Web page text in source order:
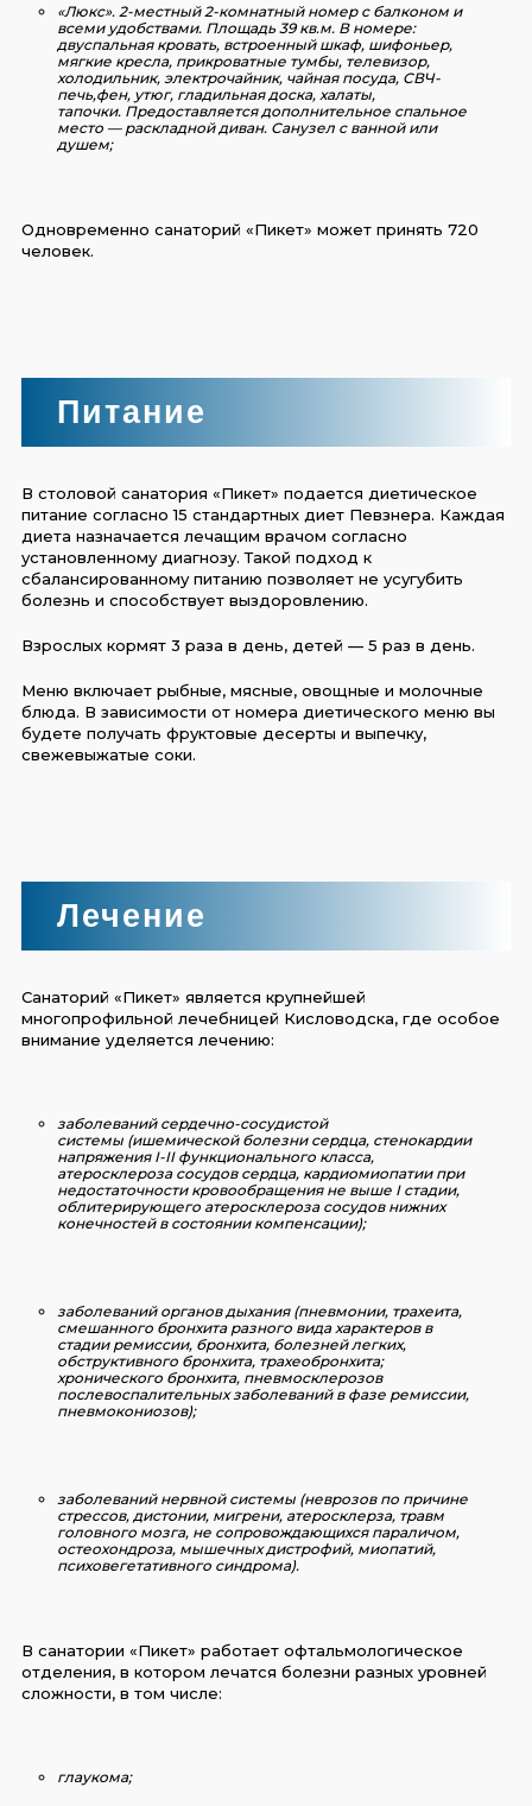
«Люкс». 2-местный 2-комнатный номер с балконом и
всеми удобствами. Площадь 39 кв.м. В номере:
двуспальная кровать, встроенный шкаф, шифоньер,
мягкие кресла, прикроватные тумбы, телевизор,
холодильник, электрочайник, чайная посуда, СВЧ-
печь,фен, утюг, гладильная доска, халаты,
тапочки.Предоставляется дополнительное спальное
место— раскладной диван. Санузел с ванной или
душем;
Одновременно санаторий «Пикет» может принять 720
человек.
Питание
В столовой санатория «Пикет» подается диетическое
питание согласно 15 стандартных диет Певзнера. Каждая
диета назначается лечащим врачом согласно
установленному диагнозу. Такой подход к
сбалансированному питанию позволяет не усугубить
болезнь и способствует выздоровлению.
Взрослых кормят 3 раза в день, детей — 5 раз в день.
Меню включает рыбные, мясные, овощные и молочные
блюда. В зависимости от номера диетического меню вы
будете получать фруктовые десерты и выпечку,
свежевыжатые соки.
Лечение
Санаторий «Пикет» является крупнейшей
многопрофильной лечебницей Кисловодска, где особое
внимание уделяется лечению:
заболеваний сердечно-сосудистой
системы (ишемической болезни сердца, стенокардии
напряжения I-II функционального класса,
атеросклероза сосудов сердца, кардиомиопатии при
недостаточности кровообращения не выше I стадии,
облитерирующего атеросклероза сосудов нижних
конечностей в состоянии компенсации);
заболеваний органов дыхания (пневмонии, трахеита,
смешанного бронхита разного вида характеров в
стадии ремиссии, бронхита, болезней легких,
обструктивного бронхита, трахеобронхита;
хронического бронхита, пневмосклерозов
послевоспалительных заболеваний в фазе ремиссии,
пневмокониозов);
заболеваний нервной системы(неврозов по причине
стрессов, дистонии, мигрени, атеросклерза, травм
головного мозга, не сопровождающихся параличом,
остеохондроза, мышечных дистрофий, миопатий,
психовегетативного синдрома).
В санатории «Пикет» работает офтальмологическое
отделения, в котором лечатся болезни разных уровней
сложности, в том числе:
глаукома;